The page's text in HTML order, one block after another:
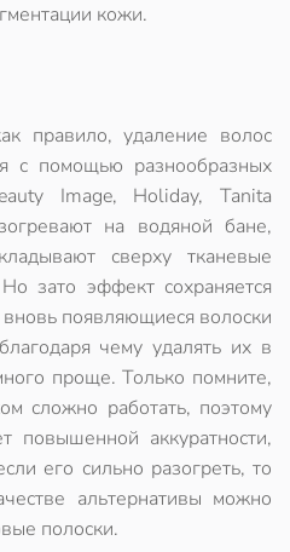
кожи.
правило, удаление волос
с помощью разнообразных
Image, Holiday, Tanita
на водяной бане,
сверху тканевые
зато эффект сохраняется
появляющиеся волоски
чему удалять их в
проще. Только помните,
сложно работать, поэтому
повышенной аккуратности,
его сильно разогреть, то
альтернативы можно
полоски.